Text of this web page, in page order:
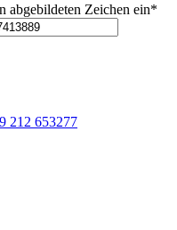
abgebildeten Zeichen ein*
212 653277